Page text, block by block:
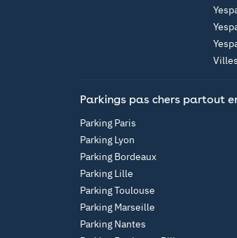
Villes
Parkings pas chers partout
Parking Paris
Parking Lyon
Parking Bordeaux
Parking Lille
Parking Toulouse
Parking Marseille
Parking Nantes